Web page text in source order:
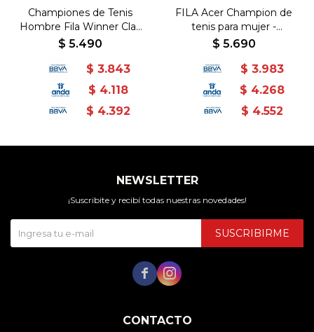
Championes de Tenis
Hombre Fila Winner Clay
- Naranja-Negro
$ 5.490
$ 3.843
$ 4.118
$ 4.392
FILA Acer Champion de
tenis para mujer -
Aguamarina/Blanco -
$ 5.690
$ 3.983
$ 4.268
$ 4.552
CONTACTO
NEWSLETTER
¡Suscribite y recibí todas nuestras novedades!
SUSCRIBIRME
 